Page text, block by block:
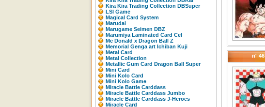
Kira Kira Trading Collection DBSuper
LSI Game
Magical Card System
Marudai
Marugame Seimen DBZ
Marumiya Laminated Card Cel
Mc Donald x Dragon Ball Z
Memorial Genga art Ichiban Kuji
Metal Card
Metal Collection
Metallic Gum Card Dragon Ball Super
Mini Card
Mini Kolo Card
Mini Kolo Game
Miracle Battle Carddass
Miracle Battle Carddass Jumbo
Miracle Battle Carddass J-Heroes
Miracle Card
n° 46